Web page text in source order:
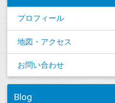
プロフィール
地図・アクセス
お問い合わせ
Blog